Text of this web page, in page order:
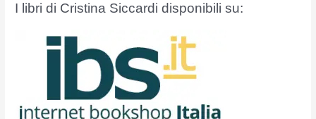
I libri di Cristina Siccardi disponibili su: